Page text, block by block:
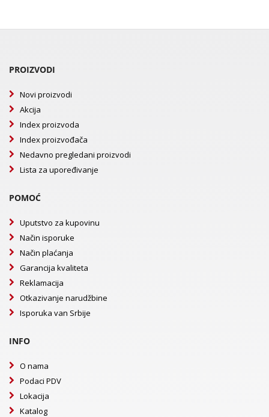
PROIZVODI
Novi proizvodi
Akcija
Index proizvoda
Index proizvođača
Nedavno pregledani proizvodi
Lista za upoređivanje
POMOĆ
Uputstvo za kupovinu
Način isporuke
Način plaćanja
Garancija kvaliteta
Reklamacija
Otkazivanje narudžbine
Isporuka van Srbije
INFO
O nama
Podaci PDV
Lokacija
Katalog